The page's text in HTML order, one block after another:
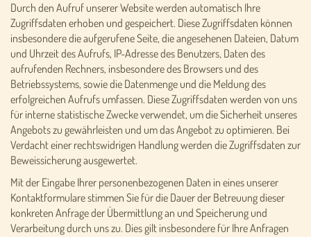
Durch den Aufruf unserer Website werden automatisch Ihre
Zugriffsdaten erhoben und gespeichert. Diese Zugriffsdaten können
insbesondere die aufgerufene Seite, die angesehenen Dateien, Datum
und Uhrzeit des Aufrufs, IP-Adresse des Benutzers, Daten des
aufrufenden Rechners, insbesondere des Browsers und des
Betriebssystems, sowie die Datenmenge und die Meldung des
erfolgreichen Aufrufs umfassen. Diese Zugriffsdaten werden von uns
für interne statistische Zwecke verwendet, um die Sicherheit unseres
Angebots zu gewährleisten und um das Angebot zu optimieren. Bei
Verdacht einer rechtswidrigen Handlung werden die Zugriffsdaten zur
Beweissicherung ausgewertet.
Mit der Eingabe Ihrer personenbezogenen Daten in eines unserer
Kontaktformulare stimmen Sie für die Dauer der Betreuung dieser
konkreten Anfrage der Übermittlung an und Speicherung und
Verarbeitung durch uns zu. Dies gilt insbesondere für Ihre Anfragen